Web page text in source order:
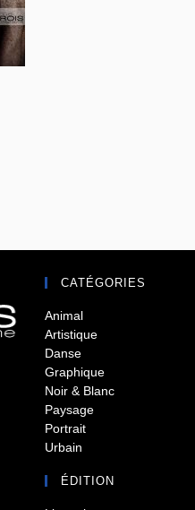
CATÉGORIES
Animal
Artistique
Danse
Graphique
Noir & Blanc
Paysage
Portrait
Urbain
ÉDITION